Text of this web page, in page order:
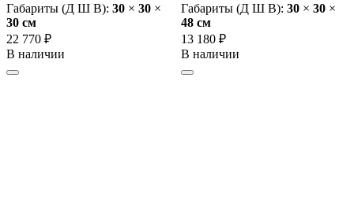
Габариты (Д Ш В): 30 × 30 ×
30 cм
22 770 ₽
В наличии
Габариты (Д Ш В): 30 × 30 ×
48 cм
13 180 ₽
В наличии